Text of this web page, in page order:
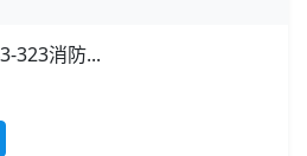
323消防...